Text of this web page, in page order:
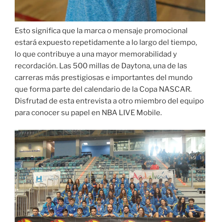
Esto significa que la marca o mensaje promocional
estará expuesto repetidamente a lo largo del tiempo,
lo que contribuye a una mayor memorabilidad y
recordación. Las 500 millas de Daytona, una de las
carreras más prestigiosas e importantes del mundo
que forma parte del calendario de la Copa NASCAR.
Disfrutad de esta entrevista a otro miembro del equipo
para conocer su papel en NBA LIVE Mobile.